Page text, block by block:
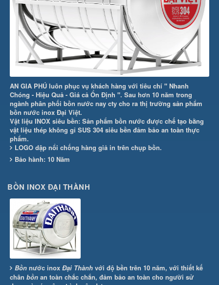
AN GIA PHÚ luôn phục vụ khách hàng với tiêu chí " Nhanh
Chóng - Hiệu Quả - Giá cả Ổn Định ". Sau hơn 10 năm trong
ngành phân phối bồn nước nay cty cho ra thị trường sản phẩm
bồn nước inox Đại Việt.
Vật liệu INOX siêu bền: Sản phẩm bồn nước được chế tạo bằng
vật liệu thép không gỉ SUS 304 siêu bền đảm bảo an toàn thực
phẩm.
LOGO dập nổi chống hàng giả in trên chụp bồn.
Bảo hành: 10 Năm
BỒN INOX ĐẠI THÀNH
Bồn nước inox Đại Thành với độ bền trên 10 năm, với thiết kế
chân bồn an toàn chắc chắn, đảm bảo an toàn cho người sử